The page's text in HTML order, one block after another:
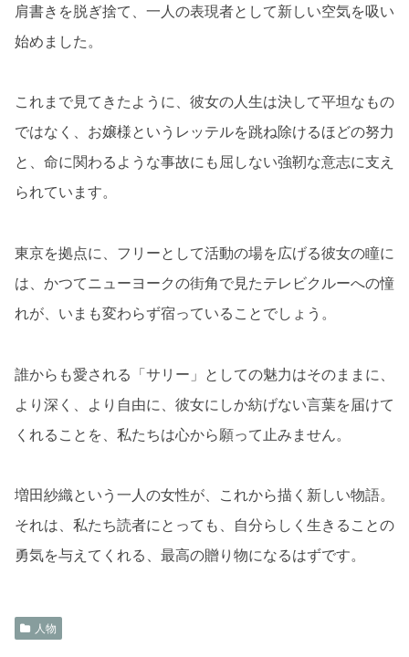
肩書きを脱ぎ捨て、一人の表現者として新しい空気を吸い
始めました。
これまで見てきたように、彼女の人生は決して平坦なもの
ではなく、お嬢様というレッテルを跳ね除けるほどの努力
と、命に関わるような事故にも屈しない強靭な意志に支え
られています。
東京を拠点に、フリーとして活動の場を広げる彼女の瞳に
は、かつてニューヨークの街角で見たテレビクルーへの憧
れが、いまも変わらず宿っていることでしょう。
誰からも愛される「サリー」としての魅力はそのままに、
より深く、より自由に、彼女にしか紡げない言葉を届けて
くれることを、私たちは心から願って止みません。
増田紗織という一人の女性が、これから描く新しい物語。
それは、私たち読者にとっても、自分らしく生きることの
勇気を与えてくれる、最高の贈り物になるはずです。
人物